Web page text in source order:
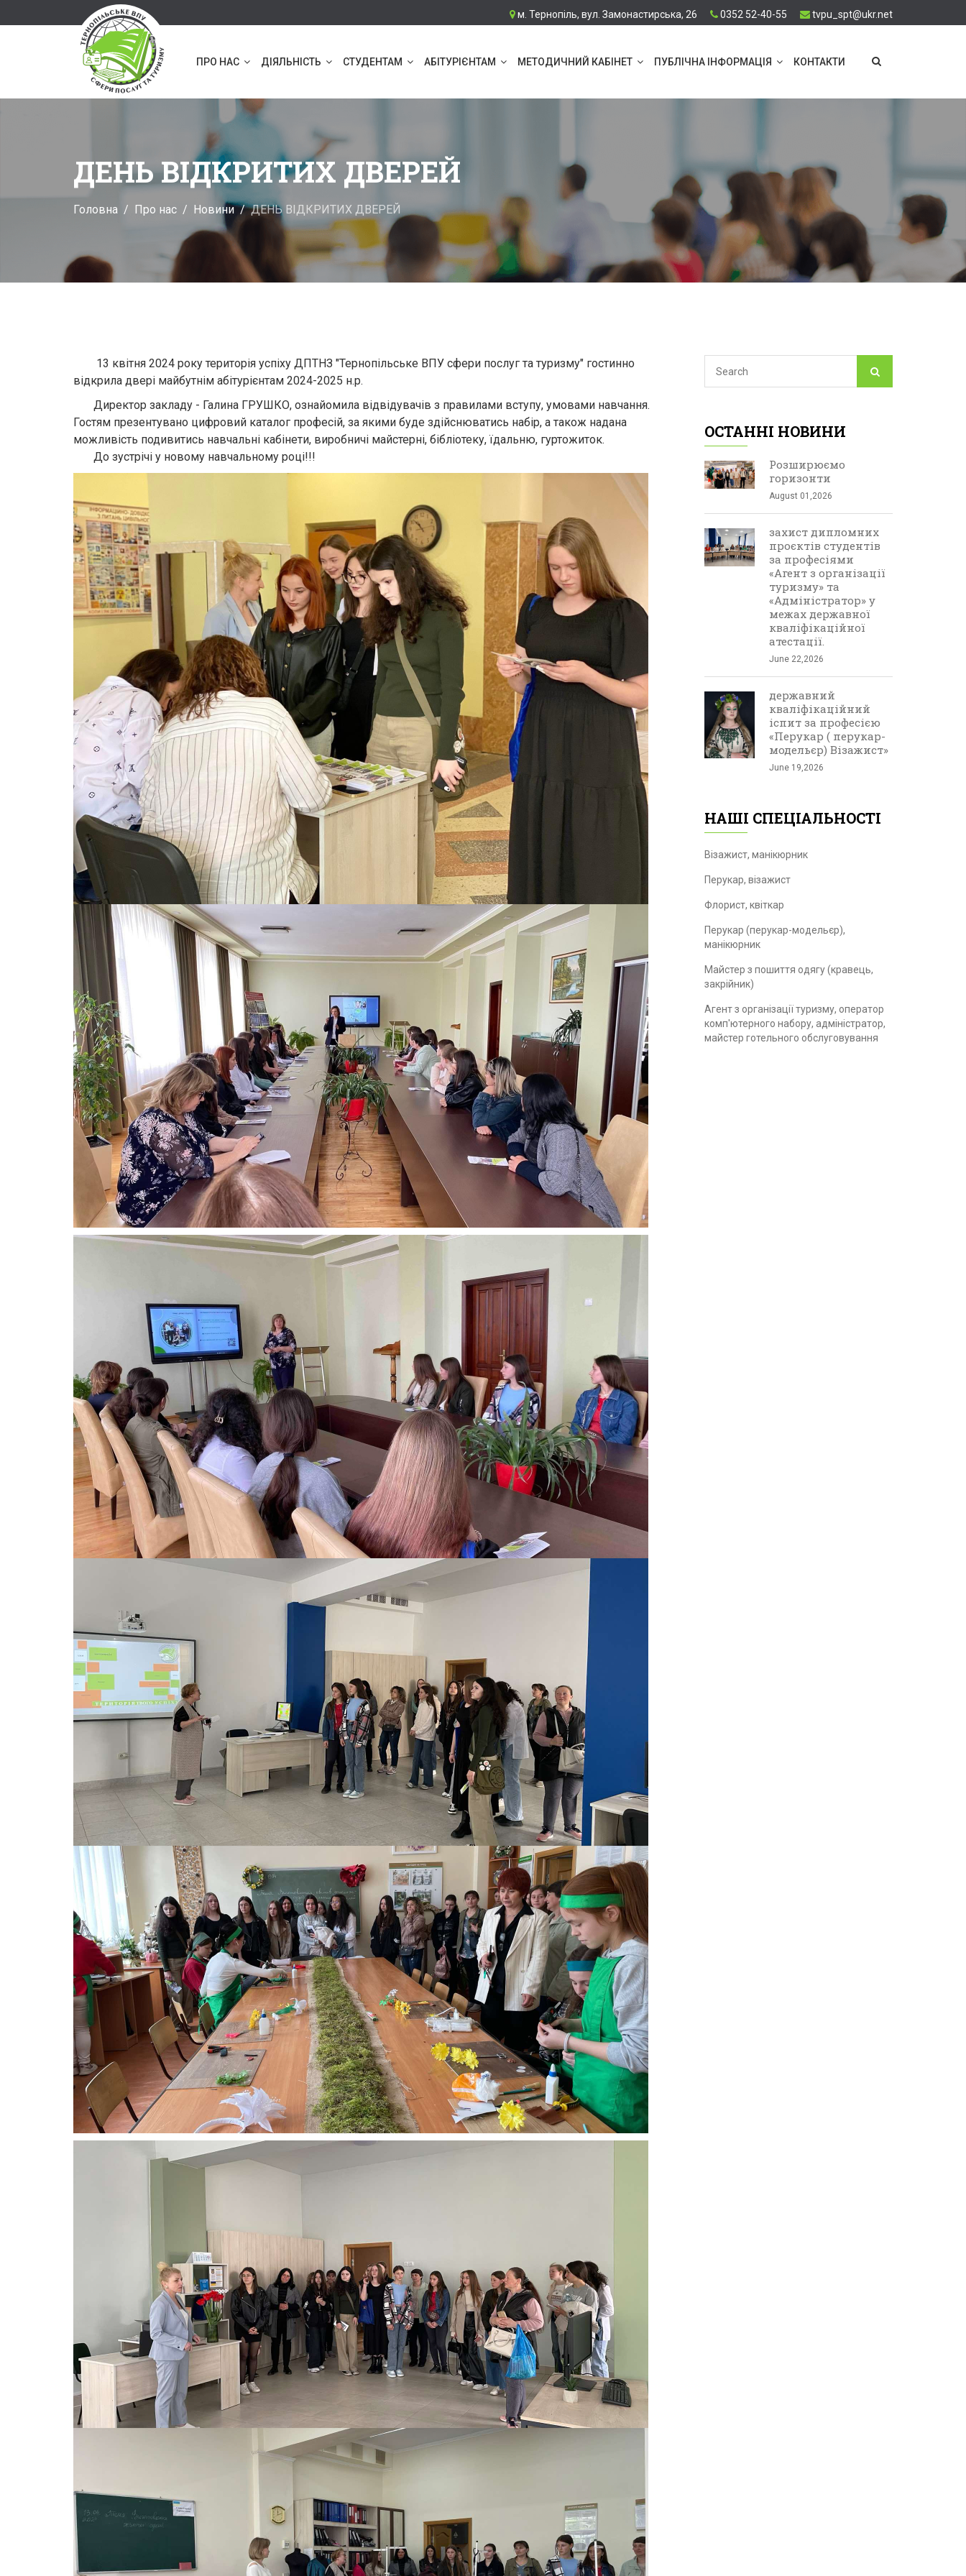
м. Тернопіль, вул. Замонастирська, 26 0352 52-40-55 tvpu_spt@ukr.net
ПРО НАС ДІЯЛЬНІСТЬ СТУДЕНТАМ АБІТУРІЄНТАМ МЕТОДИЧНИЙ КАБІНЕТ ПУБЛІЧНА ІНФОРМАЦІЯ КОНТАКТИ
ДЕНЬ ВІДКРИТИХ ДВЕРЕЙ
Головна Про нас Новини ДЕНЬ ВІДКРИТИХ ДВЕРЕЙ
13 квітня 2024 року територія успіху ДПТНЗ "Тернопільське ВПУ сфери послуг та туризму" гостинно
відкрила двері майбутнім абітурієнтам 2024-2025 н.р.
Директор закладу - Галина ГРУШКО, ознайомила відвідувачів з правилами вступу, умовами навчання.
Гостям презентувано цифровий каталог професій, за якими буде здійснюватись набір, а також надана
можливість подивитись навчальні кабінети, виробничі майстерні, бібліотеку, їдальню, гуртожиток.
До зустрічі у новому навчальному році!!!
ОСТАННІ НОВИНИ
Розширюємо
горизонти
August 01,2026
захист дипломних
проєктів студентів
за професіями
«Агент з організації
туризму» та
«Адміністратор» у
межах державної
кваліфікаційної
атестації.
June 22,2026
державний
кваліфікаційний
іспит за професією
«Перукар ( перукар-
модельєр) Візажист»
June 19,2026
НАШІ СПЕЦІАЛЬНОСТІ
Візажист, манікюрник
Перукар, візажист
Флорист, квіткар
Перукар (перукар-модельєр),
манікюрник
Майстер з пошиття одягу (кравець,
закрійник)
Агент з організації туризму, оператор
комп'ютерного набору, адміністратор,
майстер готельного обслуговування